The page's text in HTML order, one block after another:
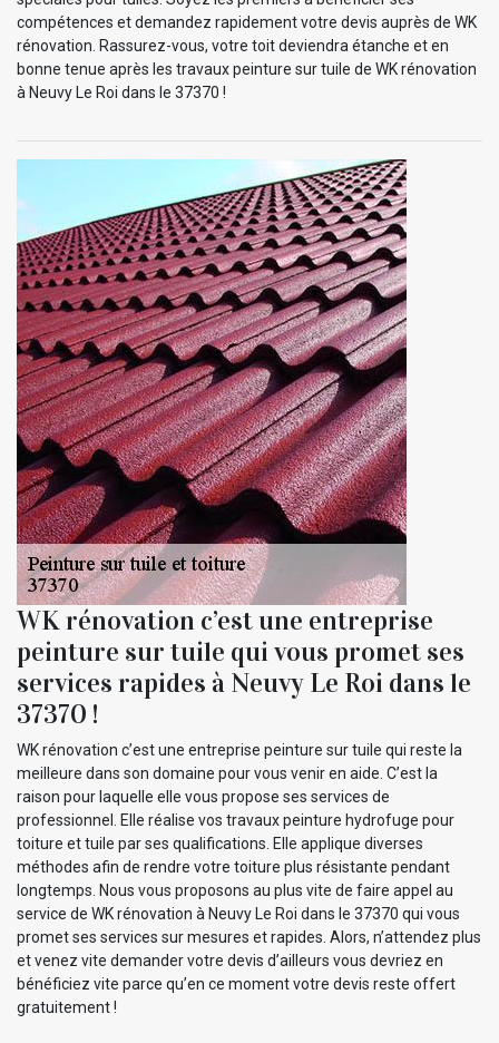
compétences et demandez rapidement votre devis auprès de WK
rénovation. Rassurez-vous, votre toit deviendra étanche et en
bonne tenue après les travaux peinture sur tuile de WK rénovation
à Neuvy Le Roi dans le 37370 !
WK rénovation c’est une entreprise
peinture sur tuile qui vous promet ses
services rapides à Neuvy Le Roi dans le
37370 !
WK rénovation c’est une entreprise peinture sur tuile qui reste la
meilleure dans son domaine pour vous venir en aide. C’est la
raison pour laquelle elle vous propose ses services de
professionnel. Elle réalise vos travaux peinture hydrofuge pour
toiture et tuile par ses qualifications. Elle applique diverses
méthodes afin de rendre votre toiture plus résistante pendant
longtemps. Nous vous proposons au plus vite de faire appel au
service de WK rénovation à Neuvy Le Roi dans le 37370 qui vous
promet ses services sur mesures et rapides. Alors, n’attendez plus
et venez vite demander votre devis d’ailleurs vous devriez en
bénéficiez vite parce qu’en ce moment votre devis reste offert
gratuitement !